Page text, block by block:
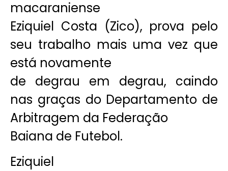
macaraniense
Eziquiel Costa (Zico), prova pelo
seu trabalho mais uma vez que
está novamente
de degrau em degrau, caindo
nas graças do Departamento de
Arbitragem da Federação
Baiana de Futebol.
Eziquiel